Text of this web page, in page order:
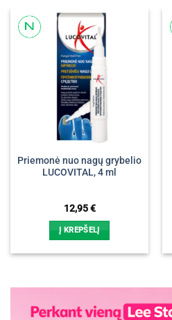
Priemonė nuo nagų grybelio
LUCOVITAL, 4 ml
12,95€
Į KREPŠELĮ